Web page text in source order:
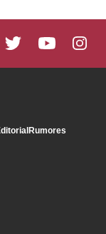
Rumores